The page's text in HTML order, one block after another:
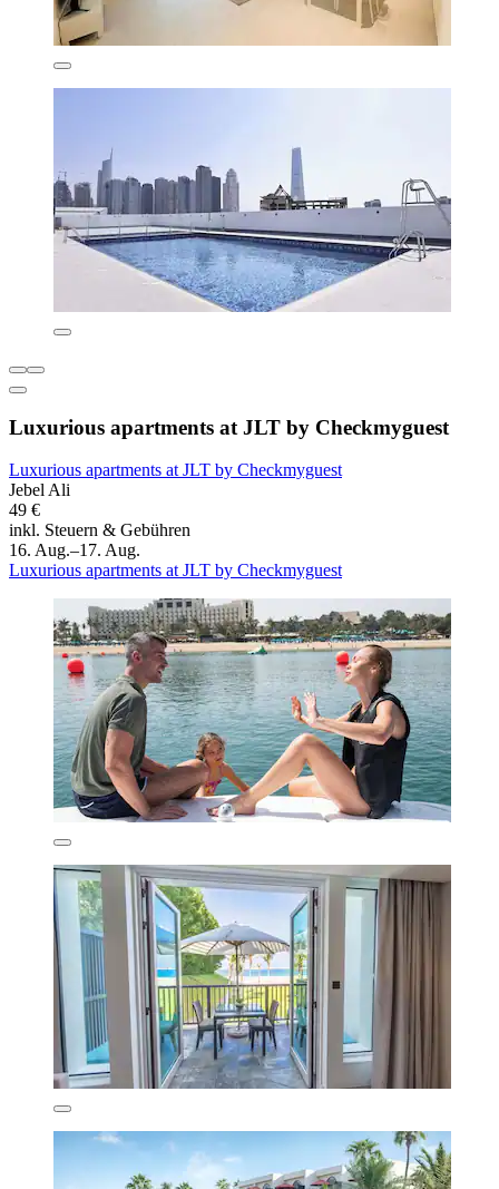
Luxurious apartments at JLT by Checkmyguest
Luxurious apartments at JLT by Checkmyguest
Jebel Ali
49 €
inkl. Steuern & Gebühren
16. Aug.–17. Aug.
Luxurious apartments at JLT by Checkmyguest